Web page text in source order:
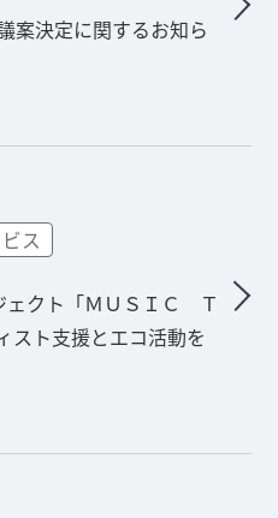
案決定に関するお知ら
ス
ェクト「ＭＵＳＩＣ Ｔ
スト支援とエコ活動を